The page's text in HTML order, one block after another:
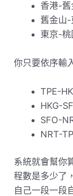
香港-舊
舊金山-
東京-
你只要依序輸
TPE-
HKG-
SFO-
NRT-
系統就會幫你
程數是多少了
自己一段一段